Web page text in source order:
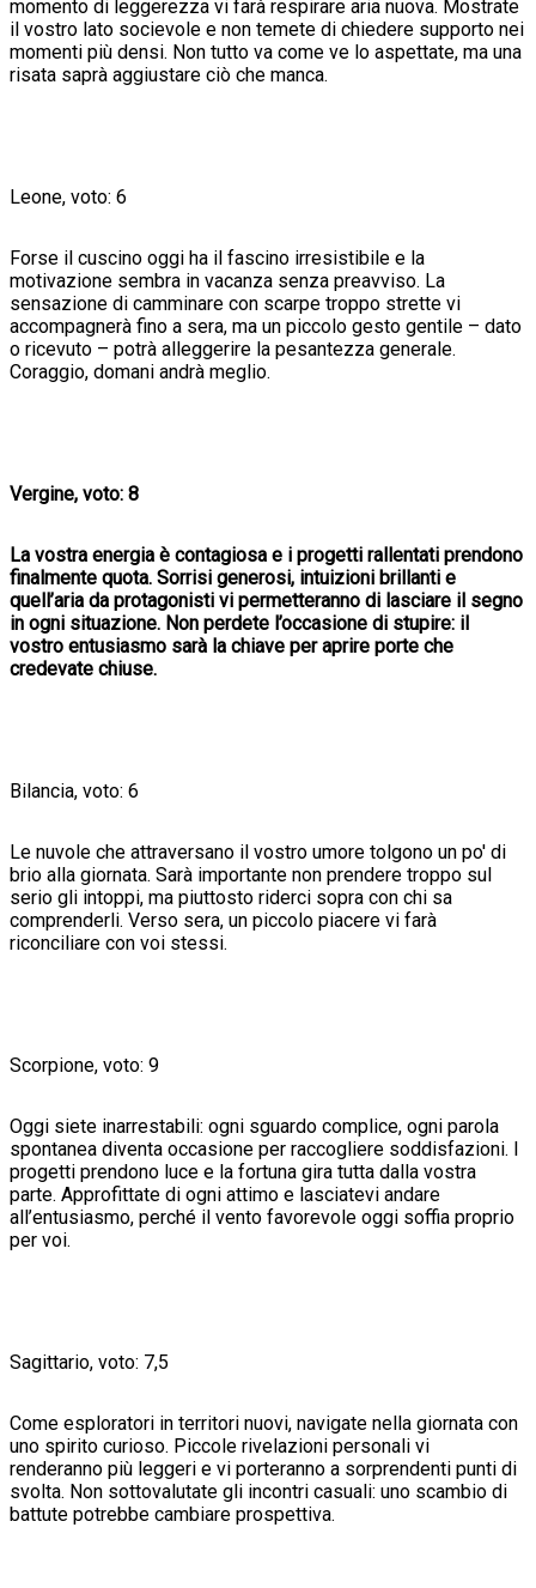
momento di leggerezza vi farà respirare aria nuova. Mostrate
il vostro lato socievole e non temete di chiedere supporto nei
momenti più densi. Non tutto va come ve lo aspettate, ma una
risata saprà aggiustare ciò che manca.
Leone, voto: 6
Forse il cuscino oggi ha il fascino irresistibile e la
motivazione sembra in vacanza senza preavviso. La
sensazione di camminare con scarpe troppo strette vi
accompagnerà fino a sera, ma un piccolo gesto gentile – dato
o ricevuto – potrà alleggerire la pesantezza generale.
Coraggio, domani andrà meglio.
Vergine, voto: 8
La vostra energia è contagiosa e i progetti rallentati prendono
finalmente quota. Sorrisi generosi, intuizioni brillanti e
quell’aria da protagonisti vi permetteranno di lasciare il segno
in ogni situazione. Non perdete l’occasione di stupire: il
vostro entusiasmo sarà la chiave per aprire porte che
credevate chiuse.
Bilancia, voto: 6
Le nuvole che attraversano il vostro umore tolgono un po' di
brio alla giornata. Sarà importante non prendere troppo sul
serio gli intoppi, ma piuttosto riderci sopra con chi sa
comprenderli. Verso sera, un piccolo piacere vi farà
riconciliare con voi stessi.
Scorpione, voto: 9
Oggi siete inarrestabili: ogni sguardo complice, ogni parola
spontanea diventa occasione per raccogliere soddisfazioni. I
progetti prendono luce e la fortuna gira tutta dalla vostra
parte. Approfittate di ogni attimo e lasciatevi andare
all’entusiasmo, perché il vento favorevole oggi soffia proprio
per voi.
Sagittario, voto: 7,5
Come esploratori in territori nuovi, navigate nella giornata con
uno spirito curioso. Piccole rivelazioni personali vi
renderanno più leggeri e vi porteranno a sorprendenti punti di
svolta. Non sottovalutate gli incontri casuali: uno scambio di
battute potrebbe cambiare prospettiva.